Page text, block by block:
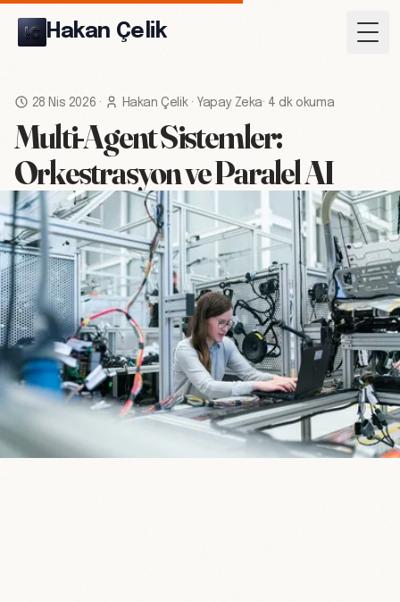
Hakan Çelik
28 Nis 2026 · Hakan Çelik· Yapay Zeka· 4 dk okuma
Multi-Agent Sistemler:
Orkestrasyon ve Paralel AI